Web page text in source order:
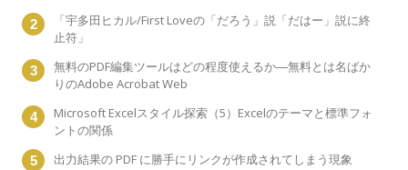
「宇多田ヒカル/First Loveの「だろう」説「だはー」説に終
止符」
無料のPDF編集ツールはどの程度使えるか―無料とは名ばか
りのAdobe Acrobat Web
Microsoft Excelスタイル探索（5）Excelのテーマと標準フォ
ントの関係
出力結果の PDF に勝手にリンクが作成されてしまう現象